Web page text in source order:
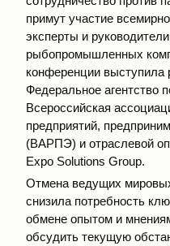
примут участие
эксперты и
рыбопромышленных
конференции выступила
Федеральное агентство
Всероссийская
предприятий,
(ВАРПЭ) и отраслевой
Expo Solutions Group.
Отмена ведущих
снизила потребность
обмене опытом и
обсудить текущую